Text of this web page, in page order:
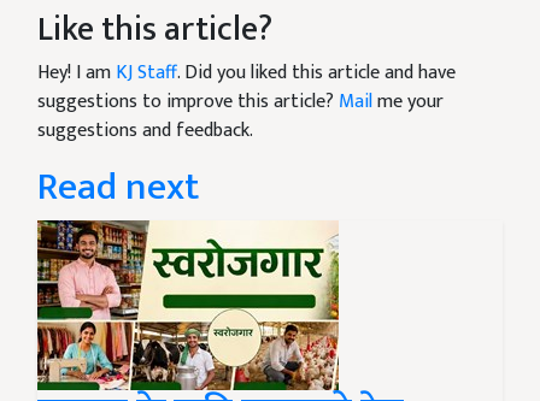
Like this article?
Hey! I amKJ Staff. Did you liked this article and have
suggestions to improve this article? Mailme your
suggestions and feedback.
Read next